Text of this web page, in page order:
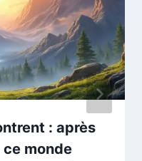
: après
ce monde